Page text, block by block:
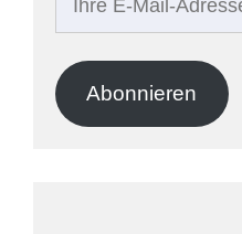
Adresse
Abonnieren